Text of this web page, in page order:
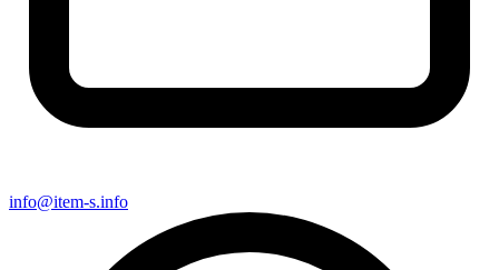
info@item-s.info